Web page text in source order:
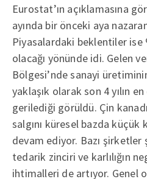
Eurostat’ın açıklamasına
ayında bir önceki aya
Piyasalardaki beklentiler ise
olacağı yönünde idi. Gelen
Bölgesi’nde sanayi
yaklaşık olarak son 4 yılın
gerilediği görüldü. Çin
salgını küresel bazda
devam ediyor. Bazı
tedarik zinciri ve karlılığın
ihtimalleri de artıyor. Genel